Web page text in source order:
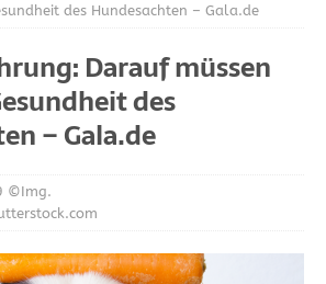
des Hundesachten – Gala.de
Darauf müssen
des
– Gala.de
©Img.